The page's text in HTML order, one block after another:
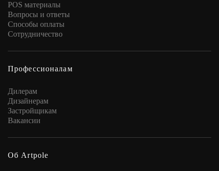
POS материалы
Вопросы и ответы
Способы оплаты
Сотрудничество
Профессионалам
Дилерам
Дизайнерам
Застройщикам
Вакансии
Об Artpole